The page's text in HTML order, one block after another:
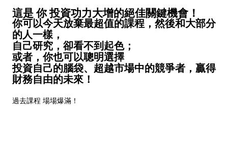
這是 你 投資功力大增的絕佳關鍵機會！
你可以今天放棄最超值的課程，然後和大部分
的人一樣，
自己研究，卻看不到起色；
或者，你也可以聰明選擇
投資自己的腦袋、超越市場中的競爭者，贏得
財務自由的未來！
過去課程 場場爆滿！